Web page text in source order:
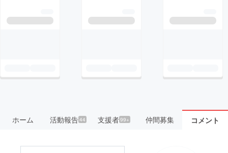
ホーム 活動報告44 支援者99+ 仲間募集 コメント